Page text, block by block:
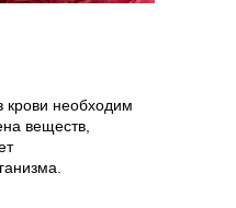
крови необходим
веществ,